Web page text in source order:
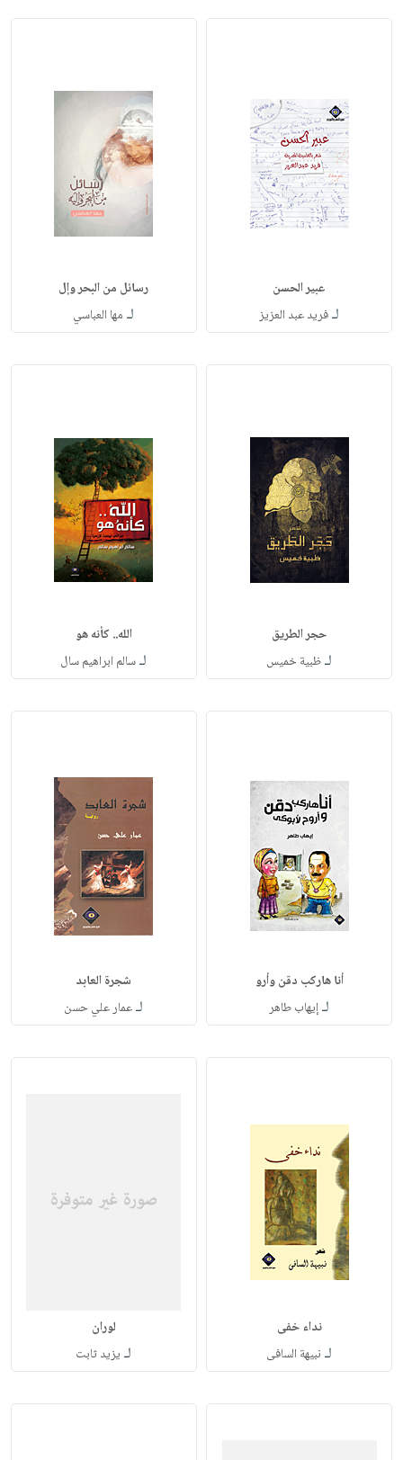
عبير الحسن
لـفريد عبد العزيز
رسائل من البحر وإل
لـ مها العباسي
حجر الطريق
لـظبية خميس
الله.. كأنه هو
لـسالم ابراهيم سال
أنا هاركب دقن وأرو
لـإيهاب طاهر
شجرة العابد
لـعمار علي حسن
نداء خفى
لـ نبيهة السافى
لوران
لـ يزيد ثابت